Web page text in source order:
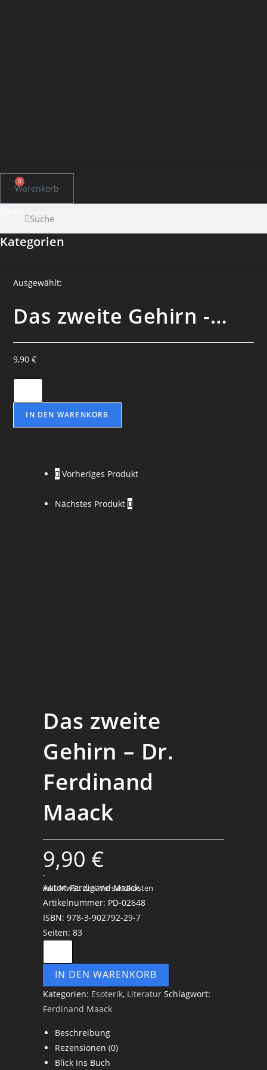
0
Warenkorb
Suche
Kategorien
Ausgewählt:
Das zweite Gehirn -…
9,90€
zweite
Gehirn
-
IN DEN WARENKORB
Vorheriges Produkt
Nächstes Produkt
Das zweite
Gehirn – Dr.
Ferdinand
Maack
9,90 €
inkl. MwSt.zzgl. Versandkosten
.
Autor: Ferdinand Maack
Artikelnummer: PD-02648
ISBN: 978-3-902792-29-7
Seiten: 83
zweite
Gehirn
-
Dr.
Maack
Menge
IN DEN WARENKORB
Kategorien: Esoterik, Literatur Schlagwort:
Ferdinand Maack
Beschreibung
Rezensionen (0)
Blick Ins Buch